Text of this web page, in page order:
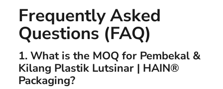
Frequently Asked
Questions (FAQ)
1. What is the MOQ for Pembekal &
Kilang Plastik Lutsinar | HAIN®
Packaging?